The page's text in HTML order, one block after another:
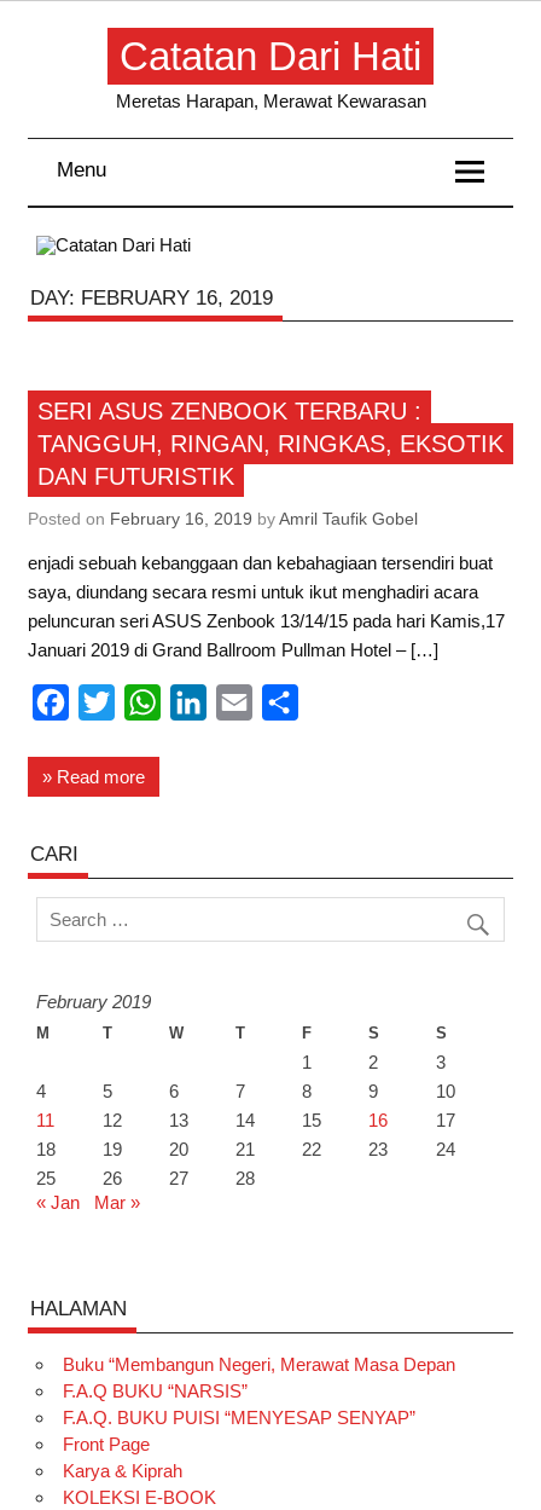
Skip
Catatan Dari Hati
Meretas Harapan, Merawat Kewarasan
Menu
DAY: FEBRUARY 16, 2019
Artikel
SERI ASUS ZENBOOK TERBARU :
TANGGUH, RINGAN, RINGKAS, EKSOTIK
DAN FUTURISTIK
Posted on February 16, 2019 byAmril Taufik Gobel
enjadi sebuah kebanggaan dan kebahagiaan tersendiri buat
saya, diundang secara resmi untuk ikut menghadiri acara
peluncuran seri ASUS Zenbook 13/14/15 pada hari Kamis,17
Januari 2019 di Grand Ballroom Pullman Hotel – […]
c
b
o
o
i
e
r
W
A
d
» Read more
CARI
February 2019
M T W T F S S
1 2
3
4
5 6 7 8 9
10
11
12 13 14 15 16
17
18
19 20 21 22 23
24
25
26 27
28
« Jan
Mar »
HALAMAN
Buku “Membangun Negeri, Merawat Masa Depan
F.A.Q BUKU “NARSIS”
F.A.Q. BUKU PUISI “MENYESAP SENYAP”
Front Page
Karya & Kiprah
KOLEKSI E-BOOK